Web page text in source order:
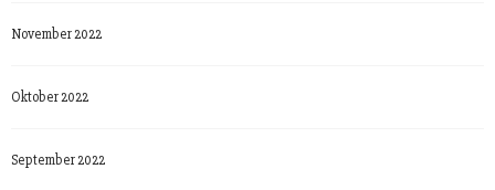
November 2022
Oktober 2022
September 2022